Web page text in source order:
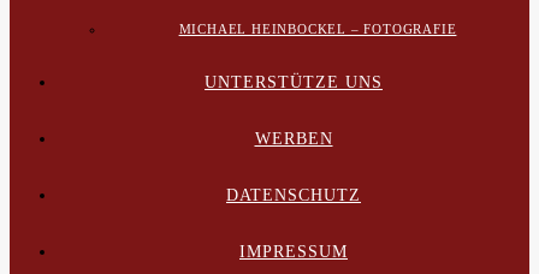
MICHAEL HEINBOCKEL – FOTOGRAFIE
UNTERSTÜTZE UNS
WERBEN
DATENSCHUTZ
IMPRESSUM